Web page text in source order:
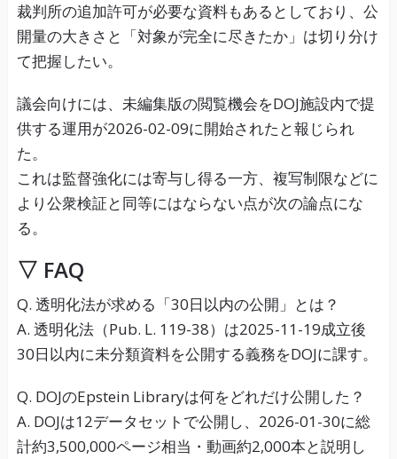
裁判所の追加許可が必要な資料もあるとしており、公
開量の大きさと「対象が完全に尽きたか」は切り分け
て把握したい。
議会向けには、未編集版の閲覧機会をDOJ施設内で提
供する運用が2026-02-09に開始されたと報じられ
た。
これは監督強化には寄与し得る一方、複写制限などに
より公衆検証と同等にはならない点が次の論点にな
る。
▽ FAQ
Q. 透明化法が求める「30日以内の公開」とは？
A. 透明化法（Pub. L. 119-38）は2025-11-19成立後
30日以内に未分類資料を公開する義務をDOJに課す。
Q. DOJのEpstein Libraryは何をどれだけ公開した？
A. DOJは12データセットで公開し、2026-01-30に総
計約3,500,000ページ相当・動画約2,000本と説明し